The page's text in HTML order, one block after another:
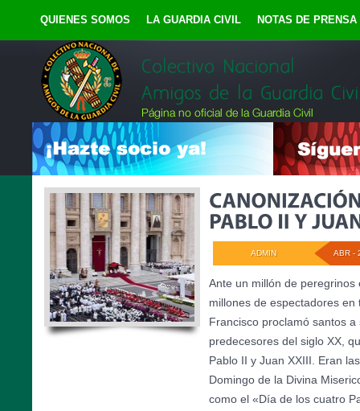
QUIENES SOMOS LA GUARDIA CIVIL NOTAS DE PRENSA
ABR -
ADMIN
Ante un millón de peregrinos
millones de espectadores
Francisco proclamó santos
predecesores del siglo XX,
Pablo II y Juan XXIII. Eran
Domingo de la Divina
como el «Día de los cuatro